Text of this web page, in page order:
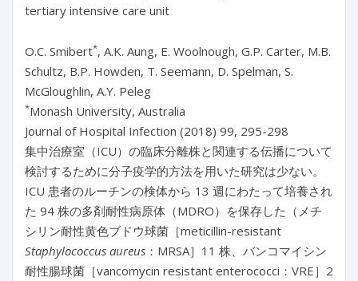
tertiary intensive care unit
O.C. Smibert*, A.K. Aung, E. Woolnough, G.P. Carter, M.B.
Schultz, B.P. Howden, T. Seemann, D. Spelman, S.
McGloughlin, A.Y. Peleg
*Monash University, Australia
Journal of Hospital Infection (2018) 99, 295-298
集中治療室（ICU）の臨床分離株と関連する伝播について
検討するために分子疫学的方法を用いた研究は少ない。
ICU 患者のルーチンの検体から 13 週にわたって培養され
た 94 株の多剤耐性病原体（MDRO）を保存した（メチ
シリン耐性黄色ブドウ球菌［meticillin-resistant
Staphylococcus aureus ：MRSA］11 株、バンコマイシン
耐性腸球菌［vancomycin resistant enterococci：VRE］2